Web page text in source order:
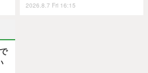
2026.8.7 Fri 16:15